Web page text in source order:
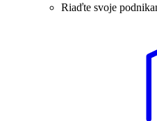
Riaďte svoje